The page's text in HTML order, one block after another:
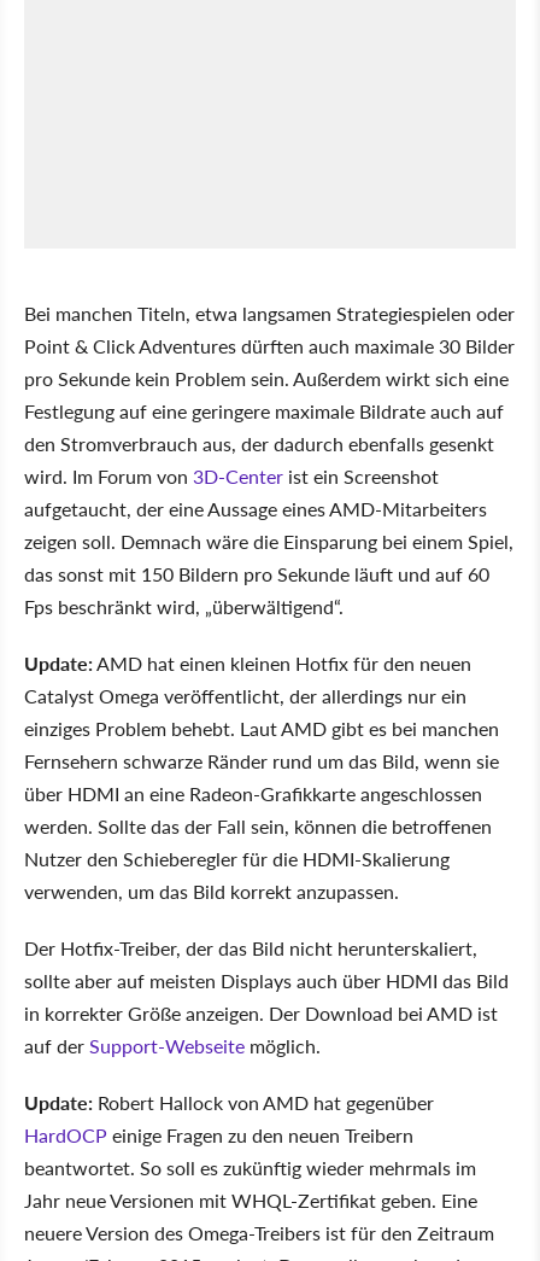
Bei manchen Titeln, etwa langsamen Strategiespielen oder
Point & Click Adventures dürften auch maximale 30 Bilder
pro Sekunde kein Problem sein. Außerdem wirkt sich eine
Festlegung auf eine geringere maximale Bildrate auch auf
den Stromverbrauch aus, der dadurch ebenfalls gesenkt
wird. Im Forum von 3D-Center ist ein Screenshot
aufgetaucht, der eine Aussage eines AMD-Mitarbeiters
zeigen soll. Demnach wäre die Einsparung bei einem Spiel,
das sonst mit 150 Bildern pro Sekunde läuft und auf 60
Fps beschränkt wird, „überwältigend“.
Update:AMD hat einen kleinen Hotfix für den neuen
Catalyst Omega veröffentlicht, der allerdings nur ein
einziges Problem behebt. Laut AMD gibt es bei manchen
Fernsehern schwarze Ränder rund um das Bild, wenn sie
über HDMI an eine Radeon-Grafikkarte angeschlossen
werden. Sollte das der Fall sein, können die betroffenen
Nutzer den Schieberegler für die HDMI-Skalierung
verwenden, um das Bild korrekt anzupassen.
Der Hotfix-Treiber, der das Bild nicht herunterskaliert,
sollte aber auf meisten Displays auch über HDMI das Bild
in korrekter Größe anzeigen. Der Download bei AMD ist
auf derSupport-Webseite möglich.
Update: Robert Hallock von AMD hat gegenüber
HardOCP einige Fragen zu den neuen Treibern
beantwortet. So soll es zukünftig wieder mehrmals im
Jahr neue Versionen mit WHQL-Zertifikat geben. Eine
neuere Version des Omega-Treibers ist für den Zeitraum